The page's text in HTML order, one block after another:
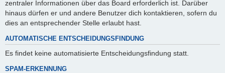
zentraler Informationen über das Board erforderlich ist. Darüber
hinaus dürfen er und andere Benutzer dich kontaktieren, sofern du
dies an entsprechender Stelle erlaubt hast.
AUTOMATISCHE ENTSCHEIDUNGSFINDUNG
Es findet keine automatisierte Entscheidungsfindung statt.
SPAM-ERKENNUNG